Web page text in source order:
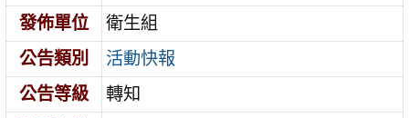
發佈單位
衛生組
公告類別
活動快報
公告等級
轉知